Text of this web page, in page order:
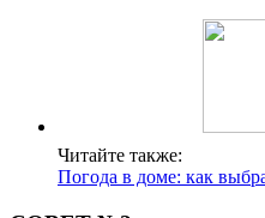
Читайте также:
Погода в доме: как